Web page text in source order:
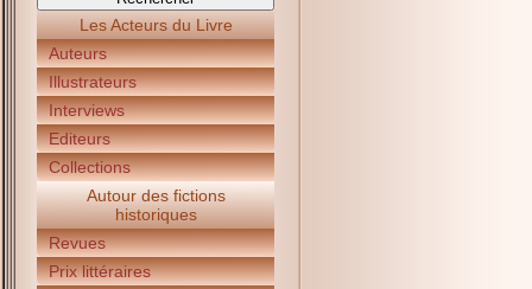
Les Acteurs du Livre
Auteurs
Illustrateurs
Interviews
Editeurs
Collections
Autour des fictions
historiques
Revues
Prix littéraires